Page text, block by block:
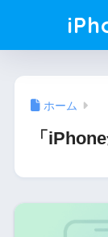
ホーム
「